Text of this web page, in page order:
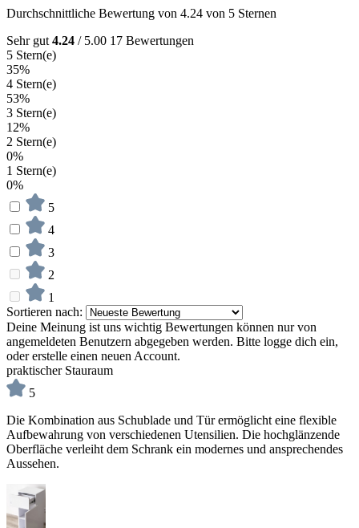
Durchschnittliche Bewertung von 4.24 von 5 Sternen
Sehr gut 4.24 / 5.00 17 Bewertungen
5 Stern(e)
35%
4 Stern(e)
53%
3 Stern(e)
12%
2 Stern(e)
0%
1 Stern(e)
0%
5
4
3
2
1
Sortieren nach:
Deine Meinung ist uns wichtig Bewertungen können nur von
angemeldeten Benutzern abgegeben werden. Bitte logge dich ein,
oder erstelle einen neuen Account.
praktischer Stauraum
5
Die Kombination aus Schublade und Tür ermöglicht eine flexible
Aufbewahrung von verschiedenen Utensilien. Die hochglänzende
Oberfläche verleiht dem Schrank ein modernes und ansprechendes
Aussehen.